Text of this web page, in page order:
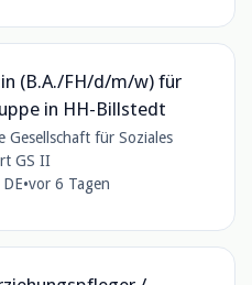
(B.A./FH/d/m/w) für
in HH-Billstedt
Gesellschaft für Soziales
GS II
•vor 6 Tagen